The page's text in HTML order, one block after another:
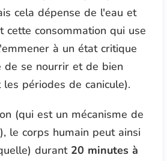
cela dépense de l'eau et
cette consommation qui use
à un état critique
de se nourrir et de bien
périodes de canicule).
(qui est un mécanisme de
le corps humain peut ainsi
durant 20 minutes à